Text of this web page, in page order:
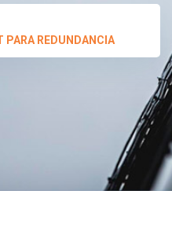
PARA REDUNDANCIA